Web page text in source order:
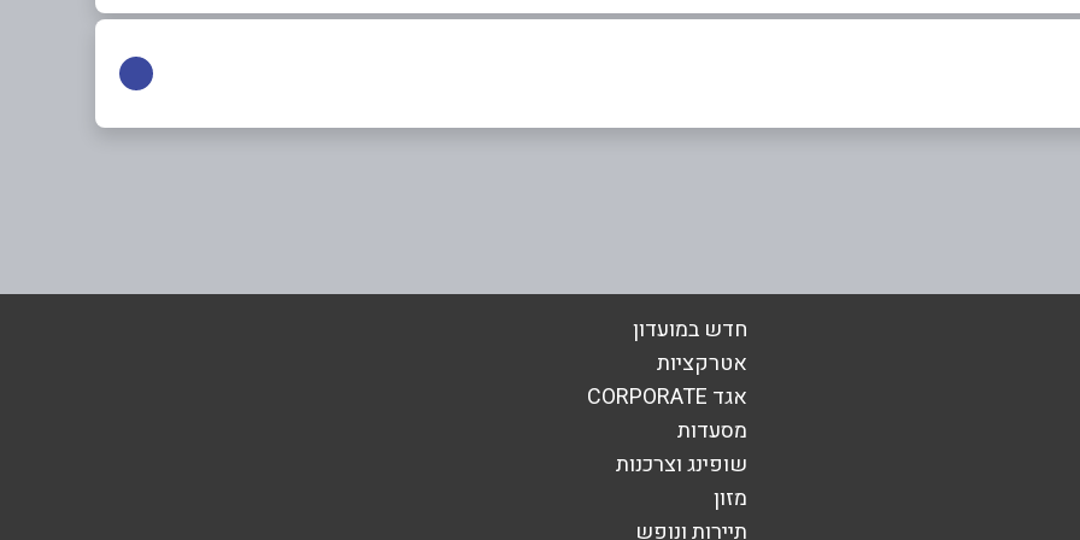
חדש במועדון
אטרקציות
אגד CORPORATE
מסעדות
שופינג וצרכנות
מזון
תיירות ונופש